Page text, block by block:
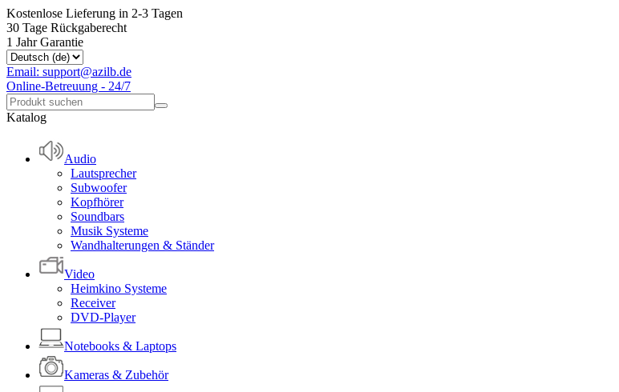
Kostenlose Lieferung in 2-3 Tagen
30 Tage Rückgaberecht
1 Jahr Garantie
Email: support@azilb.de
Online-Betreuung - 24/7
Katalog
Audio
Lautsprecher
Subwoofer
Kopfhörer
Soundbars
Musik Systeme
Wandhalterungen & Ständer
Video
Heimkino Systeme
Receiver
DVD-Player
Notebooks & Laptops
Kameras & Zubehör